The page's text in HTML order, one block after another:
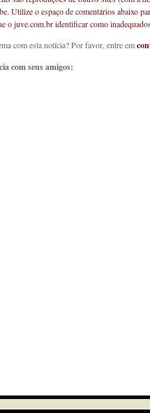
Utilize o espaço de comentários abaixo
o juve.com.br identificar como
com esta notícia? Por favor, entre em
com seus amigos: